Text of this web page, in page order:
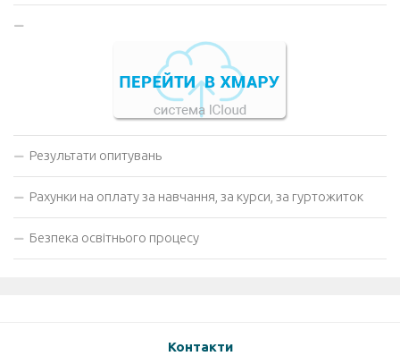
Результати опитувань
Рахунки на оплату за навчання, за курси, за гуртожиток
Безпека освітнього процесу
Контакти